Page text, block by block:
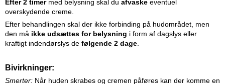
Efter 2 timermed belysning skal du afvaske eventuel
overskydende creme.
Efter behandlingen skal der ikke forbinding på hudområdet, men
den må ikke udsættes for belysning i form af dagslys eller
kraftigt indendørslys de følgende 2 dage
Bivirkninger:
Smerter: Når huden skrabes og cremen påføres kan der komme en